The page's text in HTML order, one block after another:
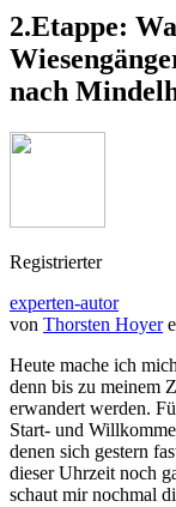
2.Etappe:
nach
Registrierter
experten-autor
von Thorsten Hoyer
Heute mache ich
denn bis zu meinem
erwandert werden.
Start- und
denen sich gestern
dieser Uhrzeit noch
schaut mir nochmal